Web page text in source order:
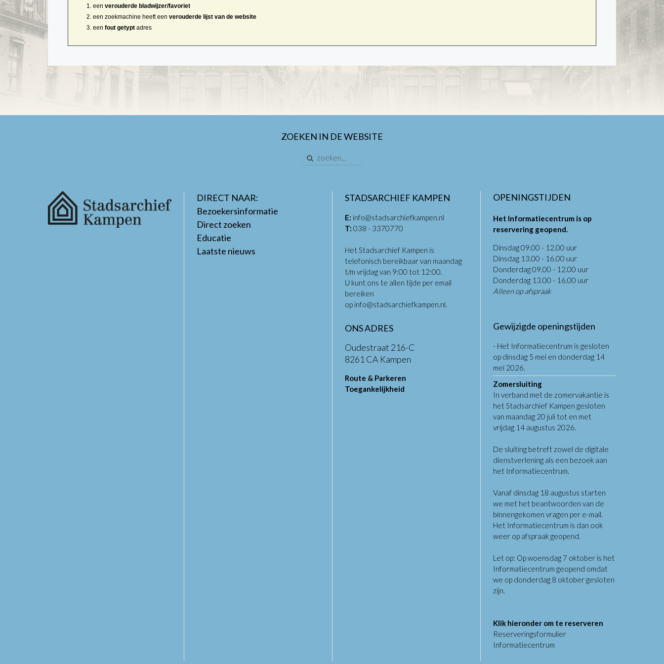
een verouderde bladwijzer/favoriet
een zoekmachine heeft een verouderde lijst van de website
een fout getypt adres
ZOEKEN IN DE WEBSITE
DIRECT NAAR:
Bezoekersinformatie
Direct zoeken
Educatie
Laatste nieuws
STADSARCHIEF KAMPEN
E: info@stadsarchiefkampen.nl
T: 038 - 3370770
Het Stadsarchief Kampen is
telefonisch bereikbaar van maandag
t/m vrijdag van 9:00 tot 12:00.
U kunt ons te allen tijde per email
bereiken
op info@stadsarchiefkampen.nl.
ONS ADRES
Oudestraat 216-C
8261 CA Kampen
Route & Parkeren
Toegankelijkheid
OPENINGSTIJDEN
Het Informatiecentrum is op
reservering geopend.
Dinsdag 09.00 - 12.00 uur
Dinsdag 13.00 - 16.00 uur
Donderdag 09.00 - 12.00 uur
Donderdag 13.00 - 16.00 uur
Alleen op afspraak
Gewijzigde openingstijden
- Het Informatiecentrum is gesloten
op dinsdag 5 mei en donderdag 14
mei 2026.
Zomersluiting
In verband met de zomervakantie is
het Stadsarchief Kampen gesloten
van maandag 20 juli tot en met
vrijdag 14 augustus 2026.
De sluiting betreft zowel de digitale
dienstverlening als een bezoek aan
het Informatiecentrum.
Vanaf dinsdag 18 augustus starten
we met het beantwoorden van de
binnengekomen vragen per e-mail.
Het Informatiecentrum is dan ook
weer op afspraak geopend.
Let op: Op woensdag 7 oktober is het
Informatiecentrum geopend omdat
we op donderdag 8 oktober gesloten
zijn.
Klik hieronder om te reserveren
Reserveringsformulier
Informatiecentrum